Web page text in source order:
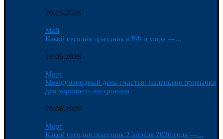
20.05.2026
Май
Какой сегодня праздник в РФ и мире —...
19.05.2026
Март
Международный день счастья: маленькие привычки
для хорошего настроения
29.06.2026
Март
Какой сегодня праздник 2 апреля 2026 года —...